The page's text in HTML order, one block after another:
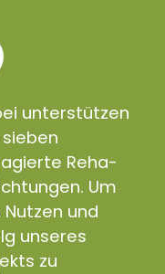
unterstützen
Reha-
Um
Nutzen und
unseres
zu